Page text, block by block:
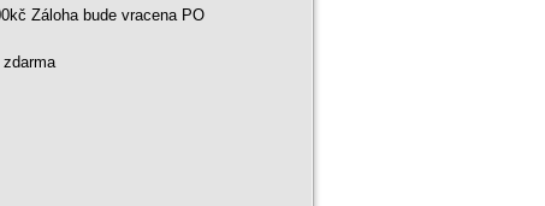
Záloha bude vracena PO